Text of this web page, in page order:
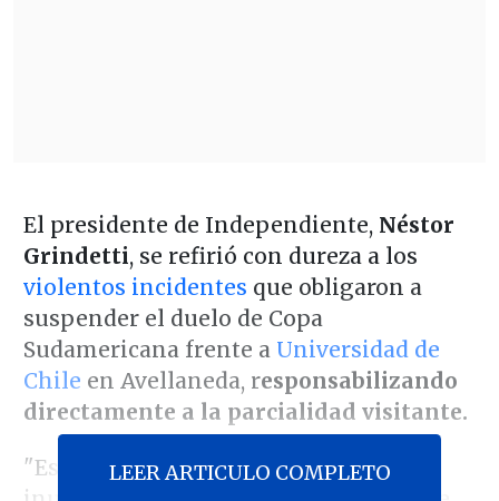
El presidente de Independiente, Néstor
Grindetti, se refirió con dureza a los
violentos incidentes que obligaron a
suspender el duelo de Copa
Sudamericana frente a Universidad de
Chile en Avellaneda, responsabilizando
directamente a la parcialidad visitante.
"Esto es una cosa de una violencia
LEER ARTICULO COMPLETO